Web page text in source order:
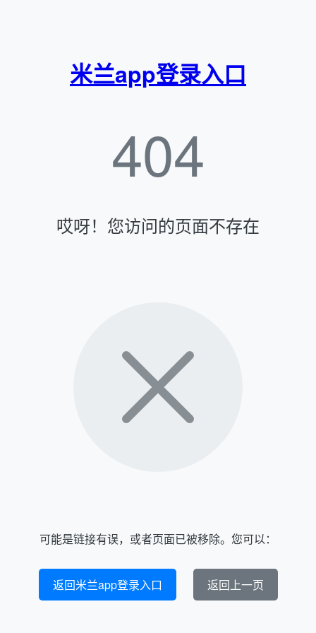
米兰app登录入口
404
哎呀！您访问的页面不存在
可能是链接有误，或者页面已被移除。您可以：
返回米兰app登录入口 返回上一页